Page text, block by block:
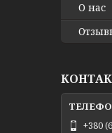
О нас
+380